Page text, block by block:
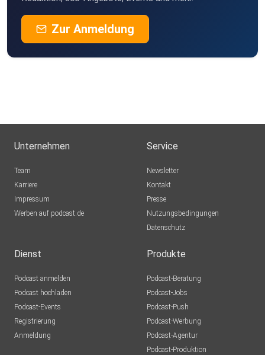
Zur Anmeldung
Unternehmen
Team
Karriere
Impressum
Werben auf podcast.de
Service
Newsletter
Kontakt
Presse
Nutzungsbedingungen
Datenschutz
Dienst
Podcast anmelden
Podcast hochladen
Podcast-Events
Registrierung
Anmeldung
Produkte
Podcast-Beratung
Podcast-Jobs
Podcast-Push
Podcast-Werbung
Podcast-Agentur
Podcast-Produktion